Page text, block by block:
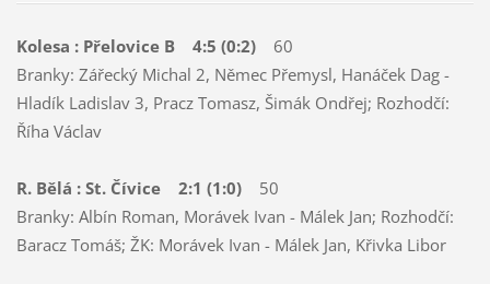
Kolesa : Přelovice B 4:5 (0:2)
60
Branky: Zářecký Michal 2, Němec Přemysl, Hanáček Dag -
Hladík Ladislav 3, Pracz Tomasz, Šimák Ondřej; Rozhodčí:
Říha Václav
R. Bělá : St. Čívice 2:1 (1:0)
50
Branky: Albín Roman, Morávek Ivan - Málek Jan; Rozhodčí:
Baracz Tomáš; ŽK: Morávek Ivan - Málek Jan, Křivka Libor